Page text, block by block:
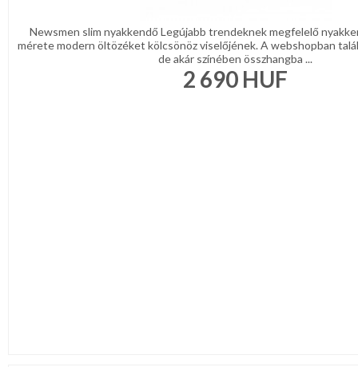
Newsmen slim nyakkendő Legújabb trendeknek megfelelő
mérete modern öltözéket kölcsönöz viselőjének. A webshopban
de akár színében összhangba ...
2 690 HUF